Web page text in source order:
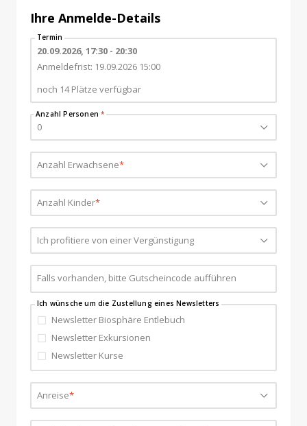
Ihre Anmelde-Details
Termin
20.09.2026, 17:30 - 20:30
Anmeldefrist: 19.09.2026 15:00
noch 14 Plätze verfügbar
Anzahl Personen*
0
Anzahl Erwachsene*
Bitte wählen...
Anzahl Kinder*
Bitte wählen...
Ich profitiere von einer Vergünstigung
Bitte wählen...
Falls vorhanden, bitte Gutscheincode aufführen
Ich wünsche um die Zustellung eines Newsletters
Newsletter Biosphäre Entlebuch
Newsletter Exkursionen
Newsletter Kurse
Anreise*
Bitte wählen...